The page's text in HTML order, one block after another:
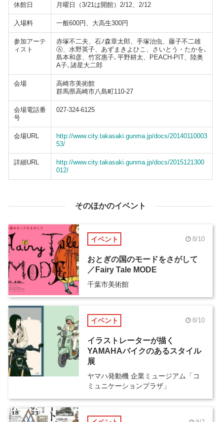
休館日 月曜日（3/21は開館）2/12、2/12
入場料 一般600円、大高生300円
参加アーテ
ィスト
赤塚不二夫、石ﾉ森章太郎、手塚治虫、藤子不二雄
Ⓐ、水野英子、あずまきよひこ、さいとう・たかを､
島本和彦、竹宮惠子､平野耕太、PEACH-PIT、陸奥
A子､諸星大二郎
会場
高崎市美術館
群馬県高崎市八島町110-27
会場電話番
号
027-324-6125
会場URL
http://www.city.takasaki.gunma.jp/docs/20140110003
53/
詳細URL
http://www.city.takasaki.gunma.jp/docs/2015121300
012/
そのほかのイベント
イベント 8/10
おとぎの国のモードをさがして
／Fairy Tale MODE
千葉市美術館
イベント 8/10
イラストレーターが描く
YAMAHAバイクのあるスタイル
展
ヤマハ発動機 企業ミュージアム「コ
ミュニケーションプラザ」